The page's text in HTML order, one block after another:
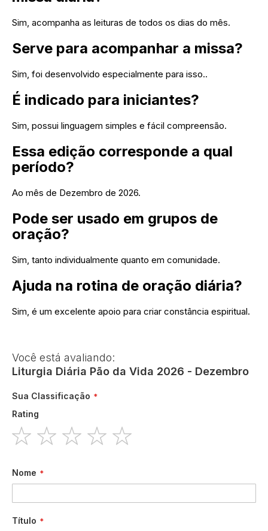
Sim, acompanha as leituras de todos os dias do mês.
Serve para acompanhar a missa?
Sim, foi desenvolvido especialmente para isso..
É indicado para iniciantes?
Sim, possui linguagem simples e fácil compreensão.
Essa edição corresponde a qual
período?
Ao mês de Dezembro de 2026.
Pode ser usado em grupos de
oração?
Sim, tanto individualmente quanto em comunidade.
Ajuda na rotina de oração diária?
Sim, é um excelente apoio para criar constância espiritual.
Você está avaliando:
Liturgia Diária Pão da Vida 2026 - Dezembro
Sua Classificação
Rating
Nome
Título